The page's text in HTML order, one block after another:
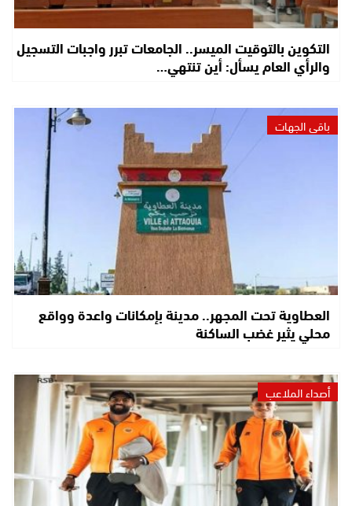
التكوين بالتوقيت الميسر.. الجامعات تبرر واجبات التسجيل
والرأي العام يسأل: أين تنتهي…
باقي الجهات
العطاوية تحت المجهر.. مدينة بإمكانات واعدة وواقع
محلي يثير غضب الساكنة
أصداء الملاعب